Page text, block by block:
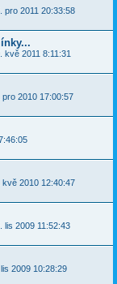
pro 2011 20:33:58
kvě 2011 8:11:31
pro 2010 17:00:57
kvě 2010 12:40:47
lis 2009 11:52:43
2009 10:28:29